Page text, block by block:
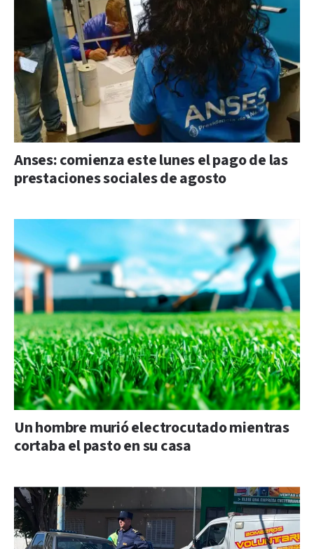
Anses: comienza este lunes el pago de las
prestaciones sociales de agosto
Un hombre murió electrocutado mientras
cortaba el pasto en su casa